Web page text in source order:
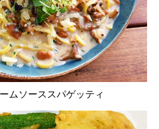
ムソーススパゲッティ